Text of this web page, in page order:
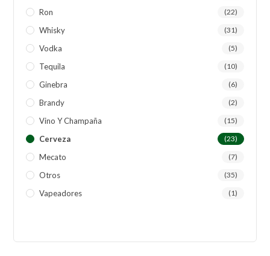
Ron (22)
Whisky (31)
Vodka (5)
Tequila (10)
Ginebra (6)
Brandy (2)
Vino Y Champaña (15)
Cerveza (23)
Mecato (7)
Otros (35)
Vapeadores (1)